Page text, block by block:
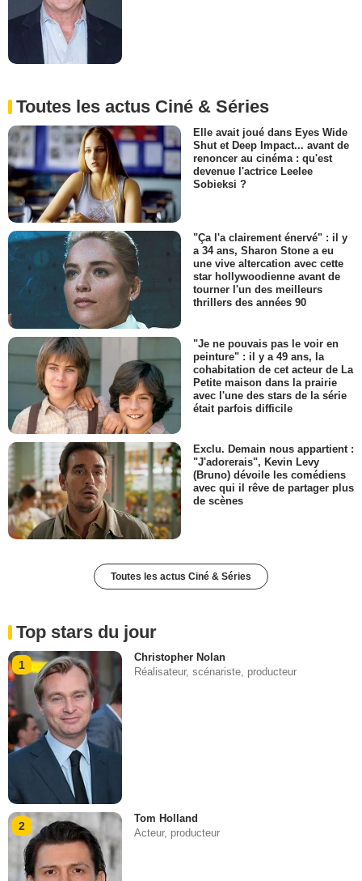
Toutes les actus Ciné & Séries
Elle avait joué dans Eyes Wide
Shut et Deep Impact... avant de
renoncer au cinéma : qu'est
devenue l'actrice Leelee
Sobieksi ?
"Ça l'a clairement énervé" : il y
a 34 ans, Sharon Stone a eu
une vive altercation avec cette
star hollywoodienne avant de
tourner l'un des meilleurs
thrillers des années 90
"Je ne pouvais pas le voir en
peinture" : il y a 49 ans, la
cohabitation de cet acteur de La
Petite maison dans la prairie
avec l'une des stars de la série
était parfois difficile
Exclu. Demain nous appartient :
"J'adorerais", Kevin Levy
(Bruno) dévoile les comédiens
avec qui il rêve de partager plus
de scènes
Toutes les actus Ciné & Séries
Top stars du jour
1
Christopher Nolan
Réalisateur, scénariste, producteur
2
Tom Holland
Acteur, producteur